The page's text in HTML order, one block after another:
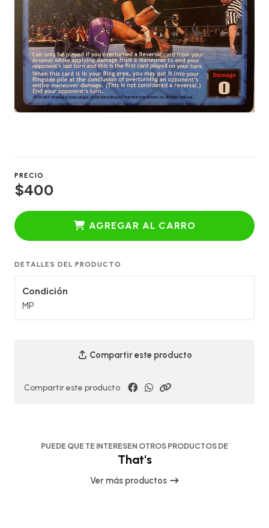
PRECIO
$400
AGREGAR AL CARRO
DETALLES DEL PRODUCTO
Condición
MP
Compartir este producto
Compartir este producto
PUEDE QUE TE INTERESEN OTROS PRODUCTOS DE
That's
Ver más productos